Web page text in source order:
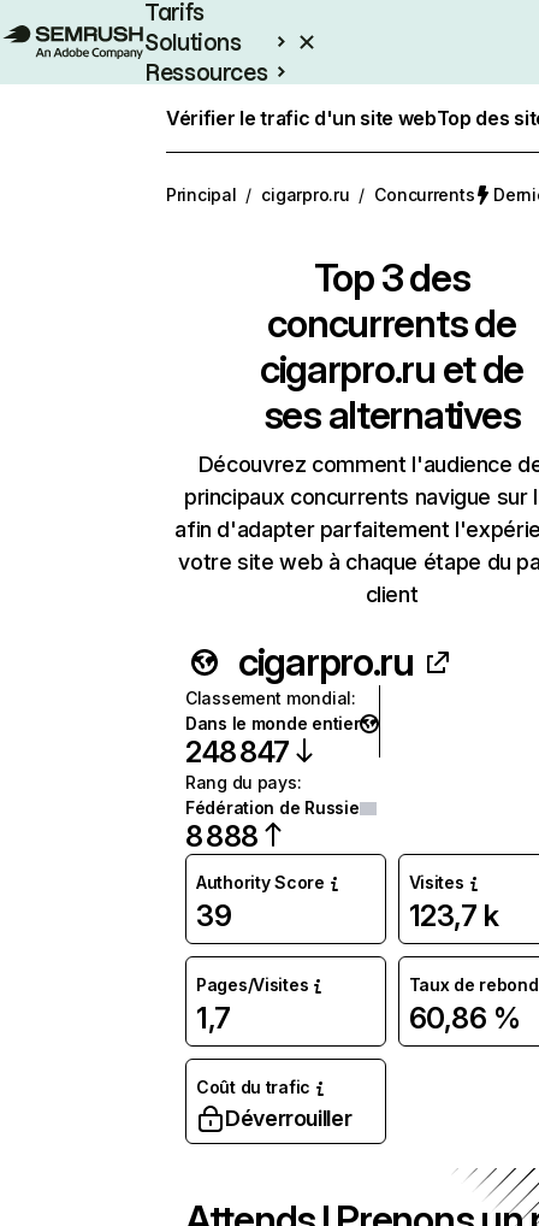
Tarifs
Solutions
Ressources
Vérifier le trafic d'un site webTop des
Principal / cigarpro.ru / Concurrents
Top 3 des
concurrents de
cigarpro.ru et de
ses alternatives
Découvrez comment l'audience
principaux concurrents navigue sur
afin d'adapter parfaitement
votre site web à chaque étape du
client
cigarpro.ru
Classement mondial:
Dans le monde entier
248 847
Rang du pays:
Fédération de Russie
8 888
Authority Score
39
Visites
123,7 k
Pages/Visites
1,7
Taux de rebond
60,86 %
Coût du trafic
Déverrouiller